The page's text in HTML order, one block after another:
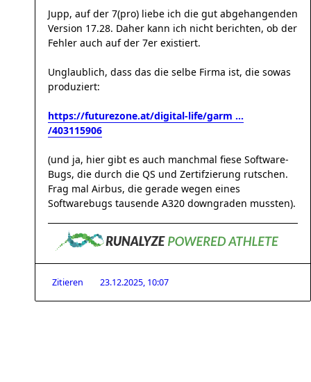
Jupp, auf der 7(pro) liebe ich die gut abgehangenden
Version 17.28. Daher kann ich nicht berichten, ob der
Fehler auch auf der 7er existiert.
Unglaublich, dass das die selbe Firma ist, die sowas
produziert:
https://futurezone.at/digital-life/garm ...
/403115906
(und ja, hier gibt es auch manchmal fiese Software-
Bugs, die durch die QS und Zertifzierung rutschen.
Frag mal Airbus, die gerade wegen eines
Softwarebugs tausende A320 downgraden mussten).
Zitieren 23.12.2025, 10:07